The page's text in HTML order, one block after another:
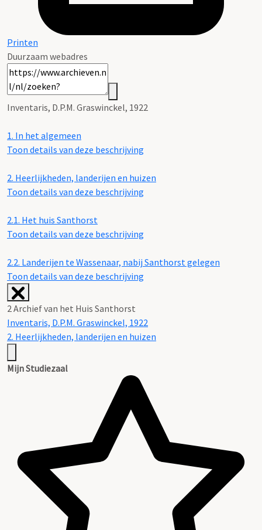
Printen
Duurzaam webadres
Inventaris, D.P.M. Graswinckel, 1922
1. In het algemeen
Toon details van deze beschrijving
2. Heerlijkheden, landerijen en huizen
Toon details van deze beschrijving
2.1. Het huis Santhorst
Toon details van deze beschrijving
2.2. Landerijen te Wassenaar, nabij Santhorst gelegen
Toon details van deze beschrijving
2 Archief van het Huis Santhorst
Inventaris, D.P.M. Graswinckel, 1922
2. Heerlijkheden, landerijen en huizen
Mijn Studiezaal